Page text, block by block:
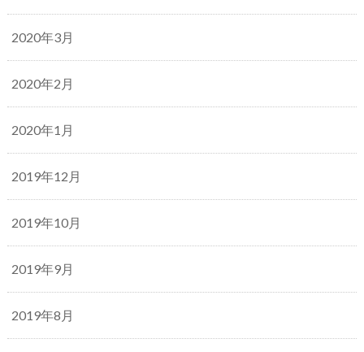
2020年3月
2020年2月
2020年1月
2019年12月
2019年10月
2019年9月
2019年8月